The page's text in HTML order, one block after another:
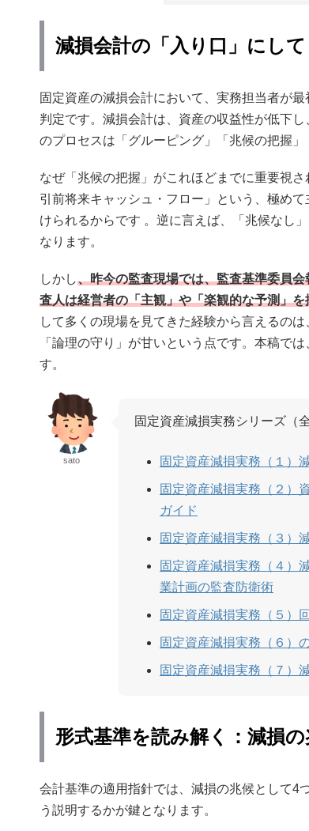
減損会計の「入り口」にし
固定資産の減損会計において、実務担当者が
判定です。減損会計は、資産の収益性が低下
のプロセスは「グルーピング」「兆候の把握
なぜ「兆候の把握」がこれほどまでに重要視
引前将来キャッシュ・フロー」という、極め
けられるからです 。逆に言えば、「兆候なし
なります。
しかし、昨今の監査現場では、監査基準委員
査人は経営者の「主観」や「楽観的な予測」
して多くの現場を見てきた経験から言えるの
「論理の守り」が甘いという点です。本稿で
す。
sato
固定資産減損実務シリーズ（
固定資産減損実務（１）
固定資産減損実務（２）
ガイド
固定資産減損実務（３）
固定資産減損実務（４）
業計画の監査防衛術
固定資産減損実務（５）
固定資産減損実務（６）
固定資産減損実務（７）
形式基準を読み解く：減損
会計基準の適用指針では、減損の兆候として4
う説明するかが鍵となります。